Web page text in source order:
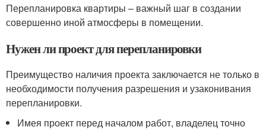
Перепланировка квартиры – важный шаг в создании
совершенно иной атмосферы в помещении.
Нужен ли проект для перепланировки
Преимущество наличия проекта заключается не только в
необходимости получения разрешения и узаконивания
перепланировки.
Имея проект перед началом работ, владелец точно